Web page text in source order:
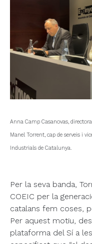
Anna Camp Casanovas,
Manel Torrent, cap de serveis i
Industrials de Catalunya.
Per la seva banda,
COEIC per la
catalans fem coses,
Per aquest motiu,
plataforma del Sí a